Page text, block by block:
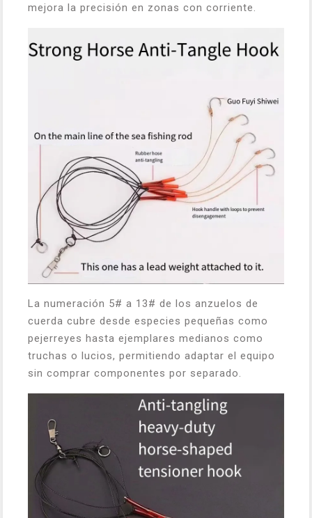
mejora la precisión en zonas con corriente.
La numeración 5# a 13# de los anzuelos de
cuerda cubre desde especies pequeñas como
pejerreyes hasta ejemplares medianos como
truchas o lucios, permitiendo adaptar el equipo
sin comprar componentes por separado.